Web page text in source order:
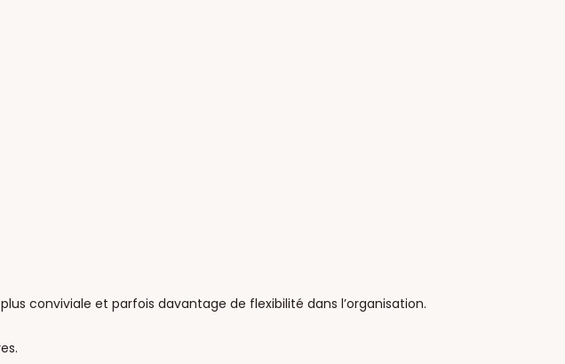
conviviale et parfois davantage de flexibilité dans l’organisation.